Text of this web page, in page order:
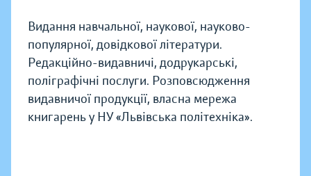
Видання навчальної, наукової, науково-
популярної, довідкової літератури.
Редакційно-видавничі, додрукарські,
поліграфічні послуги. Розповсюдження
видавничої продукції, власна мережа
книгарень у НУ «Львівська політехніка».